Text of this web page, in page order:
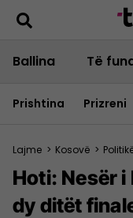
Ballina Të
Prishtina Prizreni
Lajme > Kosovë >
Hoti: Nesër
dy ditët